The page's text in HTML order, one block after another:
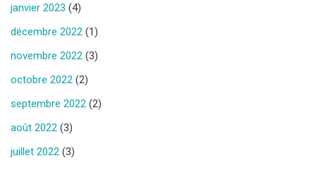
janvier 2023 (4)
décembre 2022 (1)
novembre 2022 (3)
octobre 2022 (2)
septembre 2022 (2)
août 2022 (3)
juillet 2022 (3)